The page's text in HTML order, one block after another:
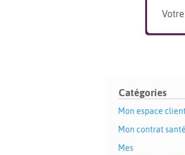
Catégories
Mon espace
Mon contrat santé
Mes